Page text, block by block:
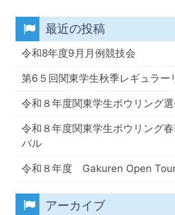
最近の投稿
令和8年度9月月例競技会
第6５回関東学生秋季レギュラー
令和８年度関東学生ボウリング
令和８年度関東学生ボウリング
バル
令和８年度 Gakuren Open
アーカイブ